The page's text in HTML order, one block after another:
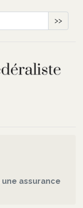
>>
une assurance